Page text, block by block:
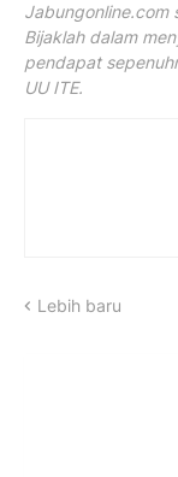
Jabungonline.com
Bijaklah dalam
pendapat
UU ITE.
Lebih baru